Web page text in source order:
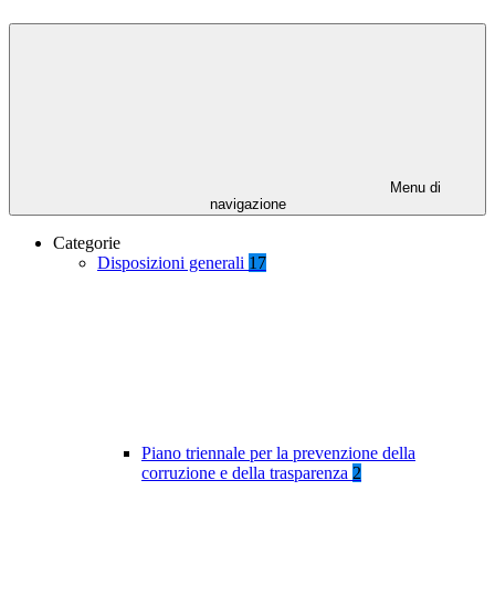
Menu di
navigazione
Categorie
Disposizioni generali 17
Piano triennale per la prevenzione della
corruzione e della trasparenza 2